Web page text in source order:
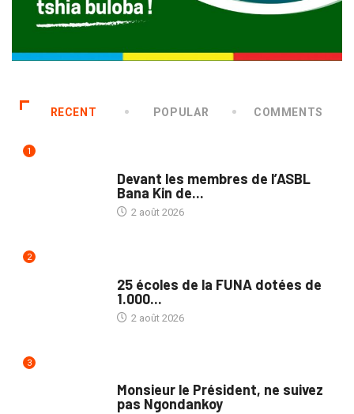
RECENT POPULAR COMMENTS
1
Devant les membres de l’ASBL
Bana Kin de...
2 août 2026
2
25 écoles de la FUNA dotées de
1.000...
2 août 2026
3
Monsieur le Président, ne suivez
pas Ngondankoy